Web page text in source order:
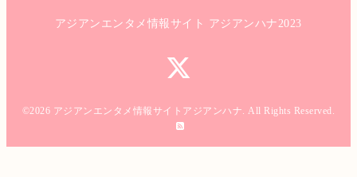
アジアンエンタメ情報サイト アジアンハナ2023
©2026 アジアンエンタメ情報サイトアジアンハナ. All Rights Reserved.